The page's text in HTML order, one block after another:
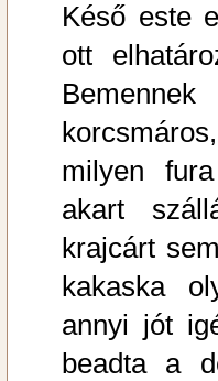
Késő este
ott
milyen
akart
krajcárt
kakaska
annyi jót
beadta a